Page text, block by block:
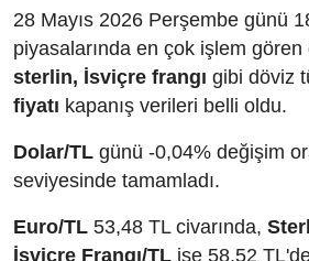
28 Mayıs 2026 Perşembe günü
piyasalarında en çok işlem gören
sterlin, İsviçre frangı gibi döviz
fiyatı kapanış verileri belli oldu.
Dolar/TL günü -0,04% değişim
seviyesinde tamamladı.
Euro/TL 53,48 TL civarında,
İsviçre Frangı/TL ise 58,52